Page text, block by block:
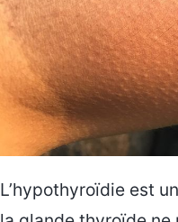
L’hypothyroïdie est